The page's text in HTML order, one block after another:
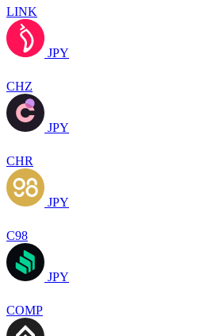
LINK
JPY
CHZ
JPY
CHR
JPY
C98
JPY
COMP